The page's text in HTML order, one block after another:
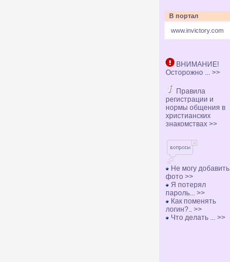
В портал
www.invictory.com
ВНИМАНИЕ!
Осторожно ... >>
Правила
регистрации и
нормы общения в
христианских
знакомствах >>
Не могу добавить
фото >>
Я потерял
пароль... >>
Как поменять
логин?.. >>
Что делать ... >>